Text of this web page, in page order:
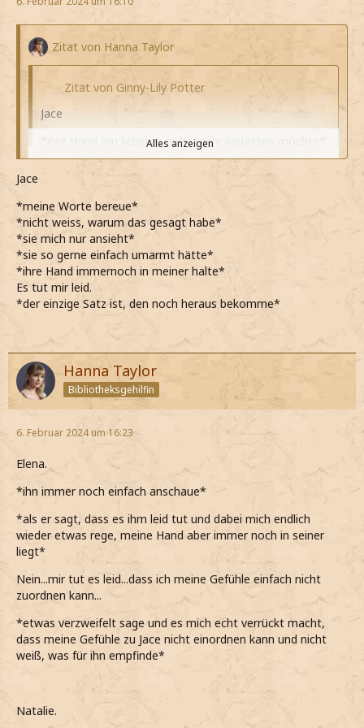
♡♡ZS♡♡
Zitat von Hanna Taylor
Zitat von Ginny-Lily Potter
Jace
*ihre Hand am liebsten nicht mehr loslassen möchte*
*noch nie ein Mädchen so geliebt habe, wie Elena*
haben für eine richtige Beziehung*
*es mit Elena ganz anders laufen könnte*
*das wohl nur klappen wird, wenn auch Gefühle für
mich da sind*
Darf ich...
*wieder beginne zu stocken*
Darf ich dich nochmal küssen?
*meinen ganzen Mut zusammen nehme und sie doch
frage*
***ZS***
Elena.
*Jace nachdenklich ist und irgendwie Angst davor habe,
was jetzt kommt*
*einfach hoffe, dass er nicht böse auf mich ist und wir
vielleicht doch noch irgendwie Freunde sein können*
*ihn mit großen Augen anschaue, als er fragt, ob er mich
noch einmal küssen darf*
*gar keine Antwort darauf weiß*
*irgendetwas sagen will, mein Hals aber staubtrocken ist
anschaue*
Alles anzeigen
Jace
*meine Worte bereue*
*nicht weiss, warum das gesagt habe*
*sie mich nur ansieht*
*sie so gerne einfach umarmt hätte*
*ihre Hand immernoch in meiner halte*
Es tut mir leid.
*der einzige Satz ist, den noch heraus bekomme*
Hanna Taylor
Bibliotheksgehilfin
6. Februar 2024 um 16:23
Elena.
*ihn immer noch einfach anschaue*
*als er sagt, dass es ihm leid tut und dabei mich endlich
wieder etwas rege, meine Hand aber immer noch in seiner
liegt*
Nein...mir tut es leid...dass ich meine Gefühle einfach nicht
zuordnen kann...
*etwas verzweifelt sage und es mich echt verrückt macht,
dass meine Gefühle zu Jace nicht einordnen kann und nicht
weiß, was für ihn empfinde*
Natalie.